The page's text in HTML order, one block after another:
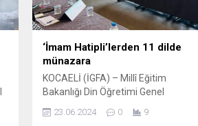
‘İmam Hatipli’lerden 11 dilde
münazara
KOCAELİ (İGFA) – Millî Eğitim
Bakanlığı Din Öğretimi Genel
Müdürlüğünce koordine edilen ve
hazırlık dil sınıfı programı uygulayan
23.06.2024 0 9